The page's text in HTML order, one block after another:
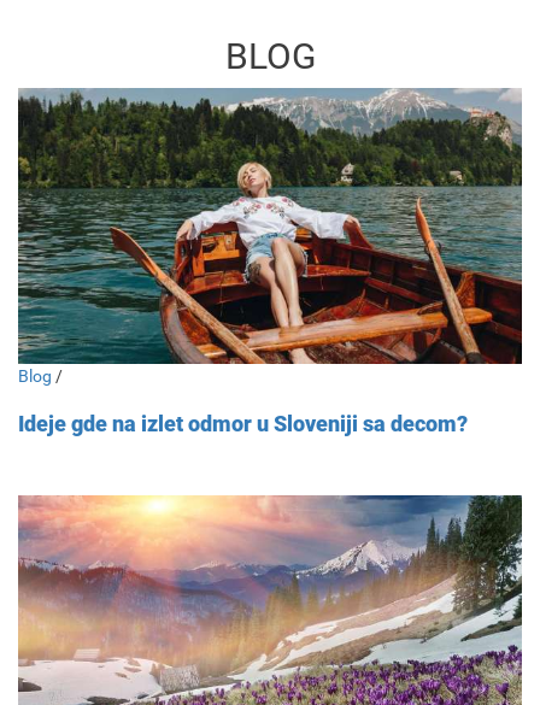
BLOG
Blog /
Ideje gde na izlet odmor u Sloveniji sa decom?